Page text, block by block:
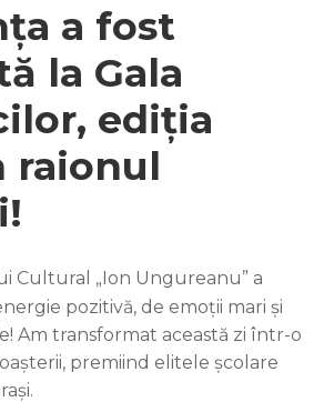
a fost
la Gala
ediția
raionul
Cultural „Ion Ungureanu” a
pozitivă, de emoții mari și
Am transformat această zi într-o
premiind elitele școlare